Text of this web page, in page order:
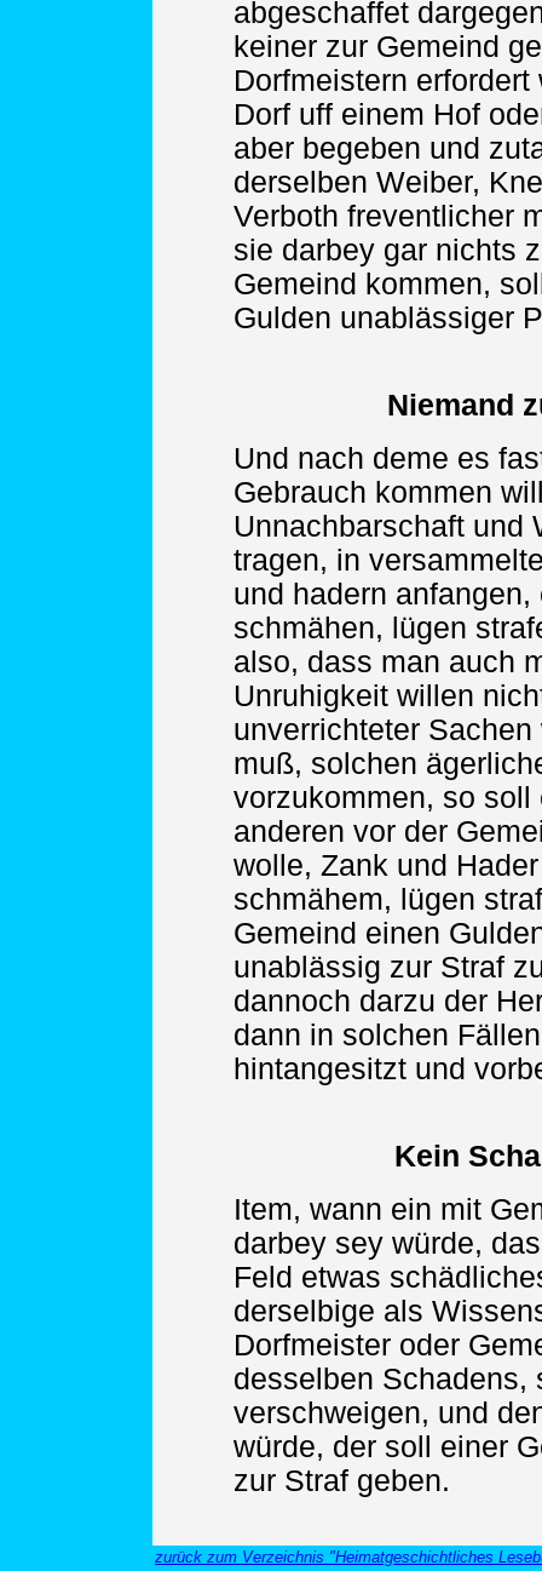
abgeschaffet
keiner zur Gemeind
Dorfmeistern
Dorf uff einem Hof
aber begeben und
derselben Weiber,
Verboth freventlicher
sie darbey gar nichts
Gemeind kommen,
Gulden unablässiger
Niemand
Und nach deme es
Gebrauch kommen
Unnachbarschaft und
tragen, in
und hadern
schmähen, lügen
also, dass man auch
Unruhigkeit willen
unverrichteter
muß, solchen
vorzukommen, so
anderen vor der
wolle, Zank und
schmähem, lügen
Gemeind einen
unablässig zur Straf
dannoch darzu der
dann in solchen
hintangesitzt und
Kein
Item, wann ein mit
darbey sey würde,
Feld etwas
derselbige als
Dorfmeister oder
desselben Schadens,
verschweigen, und
würde, der soll einer
zur Straf geben.
zurück zum Verzeichnis "Heimatgeschichtliches